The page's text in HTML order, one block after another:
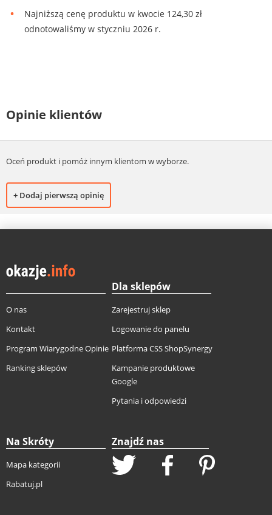
Najniższą cenę produktu w kwocie 124,30 zł
odnotowaliśmy w styczniu 2026 r.
Opinie klientów
Oceń produkt i pomóż innym klientom w wyborze.
+ Dodaj pierwszą opinię
O nas
Kontakt
Program Wiarygodne Opinie
Ranking sklepów
Dla sklepów
Zarejestruj sklep
Logowanie do panelu
Platforma CSS ShopSynergy
Kampanie produktowe
Google
Pytania i odpowiedzi
Na Skróty
Mapa kategorii
Rabatuj.pl
Znajdź nas